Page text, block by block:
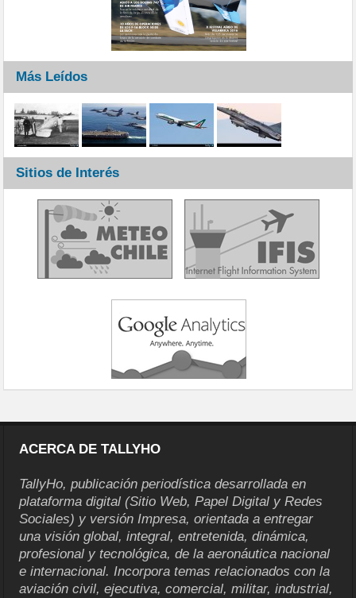
Más Leídos
Sitios de Interés
ACERCA DE TALLYHO
TallyHo, publicación periodística desarrollada en
plataforma digital (Sitio Web, Papel Digital y Redes
Sociales) y versión Impresa, orientada a entregar
una visión global, integral, entretenida, dinámica,
profesional y tecnológica, de la aeronáutica nacional
e internacional. Incorpora temas relacionados con la
aviación civil, ejecutiva, comercial, militar, industrial,